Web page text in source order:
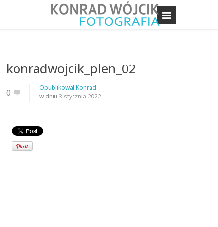
konradwojcik_plen_02
0 OpublikowałKonrad
w dniu3 stycznia 2022